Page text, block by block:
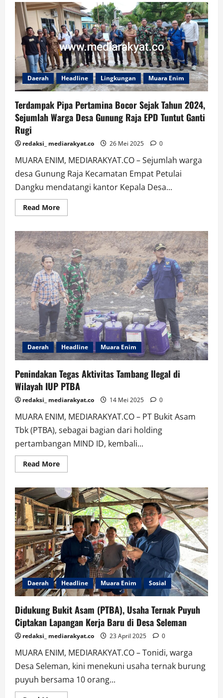
Sumsel
Laksanakan
Kunjungan
Kerja
ke
Polres
Muara
Enim,
Tegaskan
Komitmen
Polri
dalam
Mendukung
Nasional
Daerah Headline Lingkungan Muara Enim
Terdampak Pipa Pertamina Bocor Sejak Tahun 2024,
Sejumlah Warga Desa Gunung Raja EPD Tuntut Ganti
Rugi
redaksi_ mediarakyat.co 26 Mei 2025 0
MUARA ENIM, MEDIARAKYAT.CO – Sejumlah warga
desa Gunung Raja Kecamatan Empat Petulai
Dangku mendatangi kantor Kepala Desa...
Read MoreRead
more
Pipa
Pertamina
Bocor
Sejak
Tahun
2024,
Sejumlah
Warga
Desa
Gunung
Raja
EPD
Tuntut
Ganti
Rugi
Daerah Headline Muara Enim
Penindakan Tegas Aktivitas Tambang Ilegal di
Wilayah IUP PTBA
redaksi_ mediarakyat.co 14 Mei 2025 0
MUARA ENIM, MEDIARAKYAT.CO – PT Bukit Asam
Tbk (PTBA), sebagai bagian dari holding
pertambangan MIND ID, kembali...
Read MoreRead
more
Tegas
Aktivitas
Tambang
Ilegal
di
Wilayah
IUP
PTBA
Daerah Headline Muara Enim Sosial
Didukung Bukit Asam (PTBA), Usaha Ternak Puyuh
Ciptakan Lapangan Kerja Baru di Desa Seleman
redaksi_ mediarakyat.co 23 April 2025 0
MUARA ENIM, MEDIARAKYAT.CO – Tonidi, warga
Desa Seleman, kini menekuni usaha ternak burung
puyuh bersama 10 orang...